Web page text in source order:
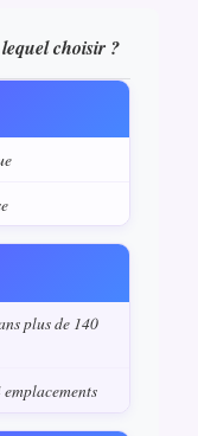
choisir ?
plus de 140